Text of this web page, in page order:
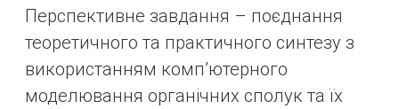
Перспективне завдання – поєднання
теоретичного та практичного синтезу з
використанням комп’ютерного
моделювання органічних сполук та їх